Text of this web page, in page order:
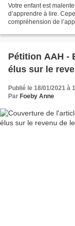
Votre enfant est
d’apprendre à lire.
compréhension de
Pétition AAH -
élus sur le
Publié le 18/01/2021 à
Par Foeby Anne